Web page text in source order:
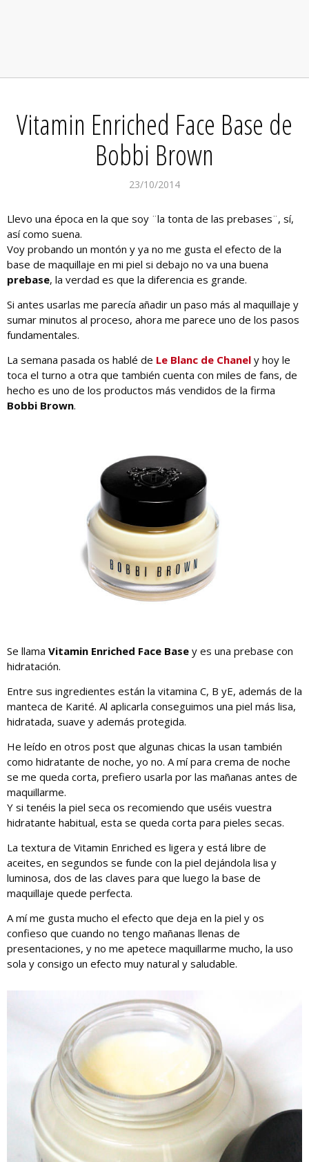
Vitamin Enriched Face Base de
Bobbi Brown
23/10/2014
Llevo una época en la que soy ¨la tonta de las prebases¨, sí,
así como suena.
Voy probando un montón y ya no me gusta el efecto de la
base de maquillaje en mi piel si debajo no va una buena
prebase, la verdad es que la diferencia es grande.
Si antes usarlas me parecía añadir un paso más al maquillaje y
sumar minutos al proceso, ahora me parece uno de los pasos
fundamentales.
La semana pasada os hablé de Le Blanc de Chanel y hoy le
toca el turno a otra que también cuenta con miles de fans, de
hecho es uno de los productos más vendidos de la firma
Bobbi Brown.
Se llama Vitamin Enriched Face Base y es una prebase con
hidratación.
Entre sus ingredientes están la vitamina C, B yE, además de la
manteca de Karité. Al aplicarla conseguimos una piel más lisa,
hidratada, suave y además protegida.
He leído en otros post que algunas chicas la usan también
como hidratante de noche, yo no. A mí para crema de noche
se me queda corta, prefiero usarla por las mañanas antes de
maquillarme.
Y si tenéis la piel seca os recomiendo que uséis vuestra
hidratante habitual, esta se queda corta para pieles secas.
La textura de Vitamin Enriched es ligera y está libre de
aceites, en segundos se funde con la piel dejándola lisa y
luminosa, dos de las claves para que luego la base de
maquillaje quede perfecta.
A mí me gusta mucho el efecto que deja en la piel y os
confieso que cuando no tengo mañanas llenas de
presentaciones, y no me apetece maquillarme mucho, la uso
sola y consigo un efecto muy natural y saludable.